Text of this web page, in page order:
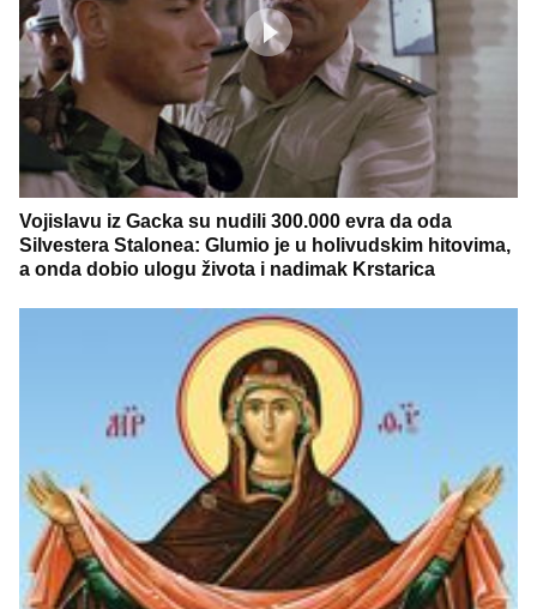
Vojislavu iz Gacka su nudili 300.000 evra da oda
Silvestera Stalonea: Glumio je u holivudskim hitovima,
a onda dobio ulogu života i nadimak Krstarica